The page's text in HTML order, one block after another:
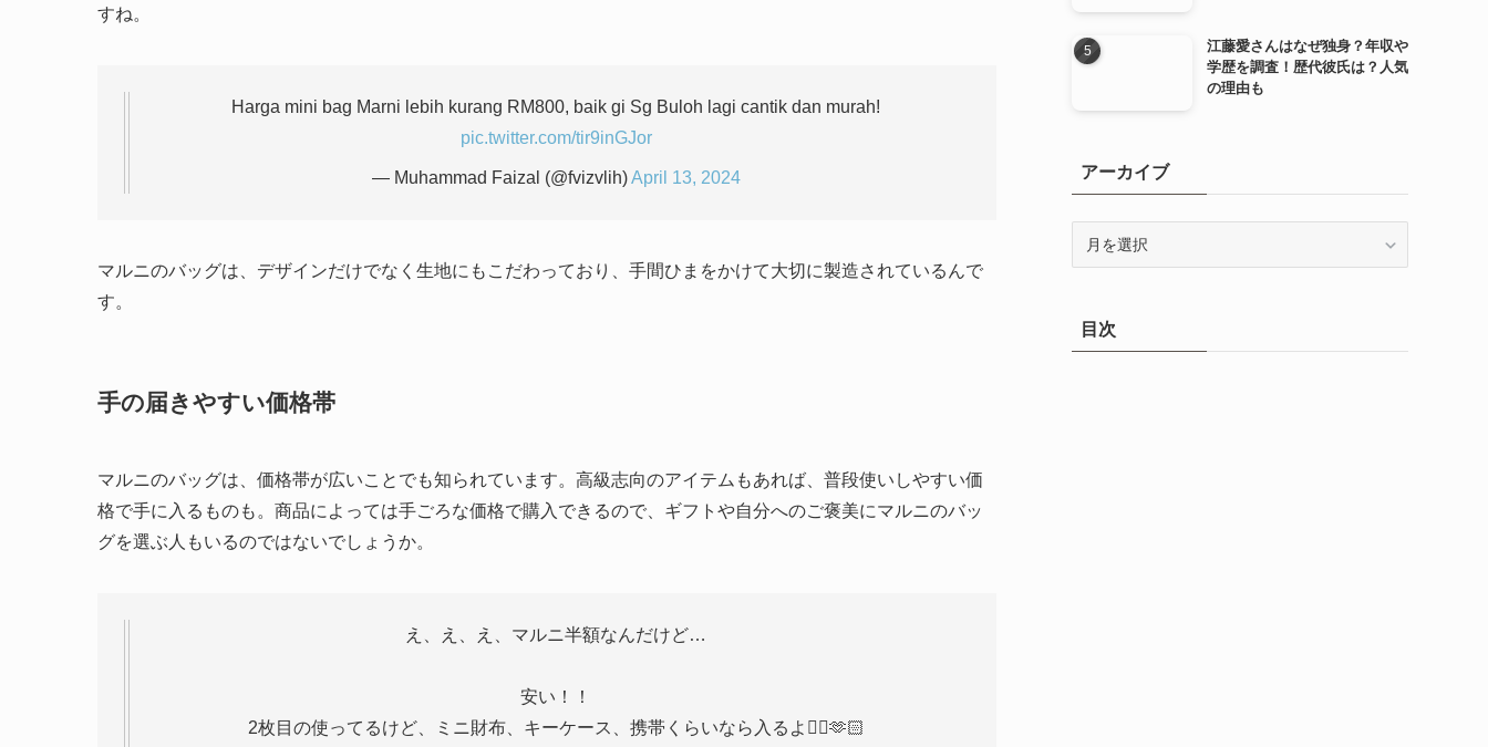
すね。
Harga mini bag Marni lebih kurang RM800, baik gi Sg Buloh lagi cantik dan murah!
pic.twitter.com/tir9inGJor
— Muhammad Faizal (@fvizvlih)April 13, 2024
マルニのバッグは、デザインだけでなく生地にもこだわっており、手間ひまをかけて大切に製造されているんで
す。
手の届きやすい価格帯
マルニのバッグは、価格帯が広いことでも知られています。高級志向のアイテムもあれば、普段使いしやすい価
格で手に入るものも。商品によっては手ごろな価格で購入できるので、ギフトや自分へのご褒美にマルニのバッ
グを選ぶ人もいるのではないでしょうか。
え、え、え、マルニ半額なんだけど…
安い！！
2枚目の使ってるけど、ミニ財布、キーケース、携帯くらいなら入るよ🙂‍↕️🫶🏻
江藤愛さんはなぜ独身？年収や
学歴を調査！歴代彼氏は？人気
の理由も
アーカイブ
ブ目次